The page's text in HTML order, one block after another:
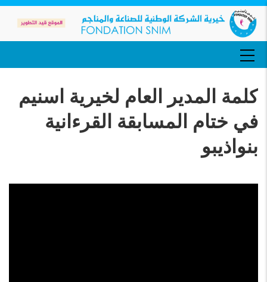
تجاوز
إلى
المحتوى
الرئيسيMAIN
NAVIGATION
كلمة المدير العام لخيرية اسنيم
في ختام المسابقة القرءانية
بنواذيبو